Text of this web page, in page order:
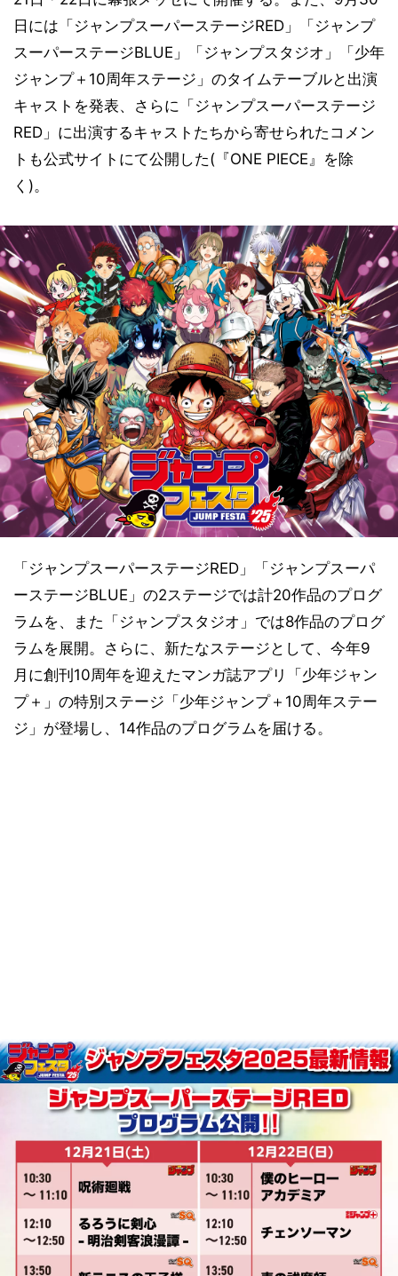
日には「ジャンプスーパーステージRED」「ジャンプ
スーパーステージBLUE」「ジャンプスタジオ」「少年
ジャンプ＋10周年ステージ」のタイムテーブルと出演
キャストを発表、さらに「ジャンプスーパーステージ
RED」に出演するキャストたちから寄せられたコメン
トも公式サイトにて公開した(『ONE PIECE』を除
く)。
「ジャンプスーパーステージRED」「ジャンプスーパ
ーステージBLUE」の2ステージでは計20作品のプログ
ラムを、また「ジャンプスタジオ」では8作品のプログ
ラムを展開。さらに、新たなステージとして、今年9
月に創刊10周年を迎えたマンガ誌アプリ「少年ジャン
プ＋」の特別ステージ「少年ジャンプ＋10周年ステー
ジ」が登場し、14作品のプログラムを届ける。